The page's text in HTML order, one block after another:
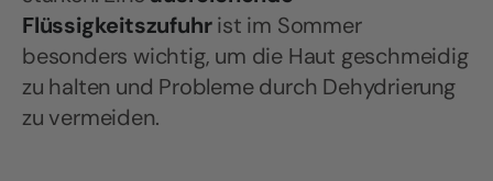
Flüssigkeitszufuhrist im Sommer
besonders wichtig, um die Haut geschmeidig
zu halten und Probleme durch Dehydrierung
zu vermeiden.